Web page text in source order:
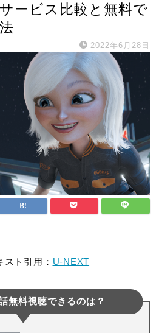
ービス比較と無料で
2022年6月28日
スト引用： U-NEXT
無料視聴できるのは？